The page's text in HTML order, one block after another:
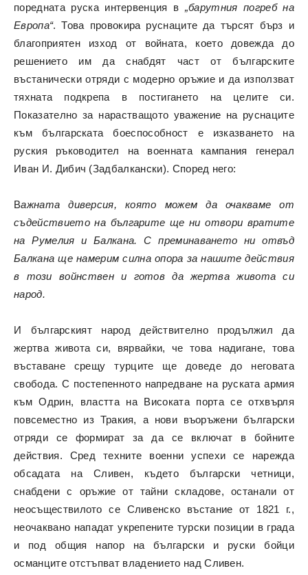
поредната руска интервенция в „барутния погреб на
Европа“. Това провокира руснаците да търсят бърз и
благоприятен изход от войната, което довежда до
решението им да снабдят част от българските
въстанически отряди с модерно оръжие и да използват
тяхната подкрепа в постигането на целите си.
Показателно за нарастващото уважение на руснаците
към българската боеспособност е изказването на
руския ръководител на военната кампания генерал
Иван И. Дибич (Задбалкански). Според него:
Важната диверсия, която можем да очакваме от
съдействието на българите ще ни отвори вратите
на Румелия и Балкана. С преминаването ни отвъд
Балкана ще намерим силна опора за нашите действия
в този войнствен и готов да жертва живота си
народ.
И българският народ действително продължил да
жертва живота си, вярвайки, че това надигане, това
въставане срещу турците ще доведе до неговата
свобода. С постепенното напредване на руската армия
към Одрин, властта на Високата порта се отхвърля
повсеместно из Тракия, а нови въоръжени български
отряди се формират за да се включат в бойните
действия. Сред техните военни успехи се нарежда
обсадата на Сливен, където български четници,
снабдени с оръжие от тайни складове, останали от
неосъществилото се Сливенско въстание от 1821 г.,
неочаквано нападат укрепените турски позиции в града
и под общия напор на български и руски бойци
османците отстъпват владението над Сливен.